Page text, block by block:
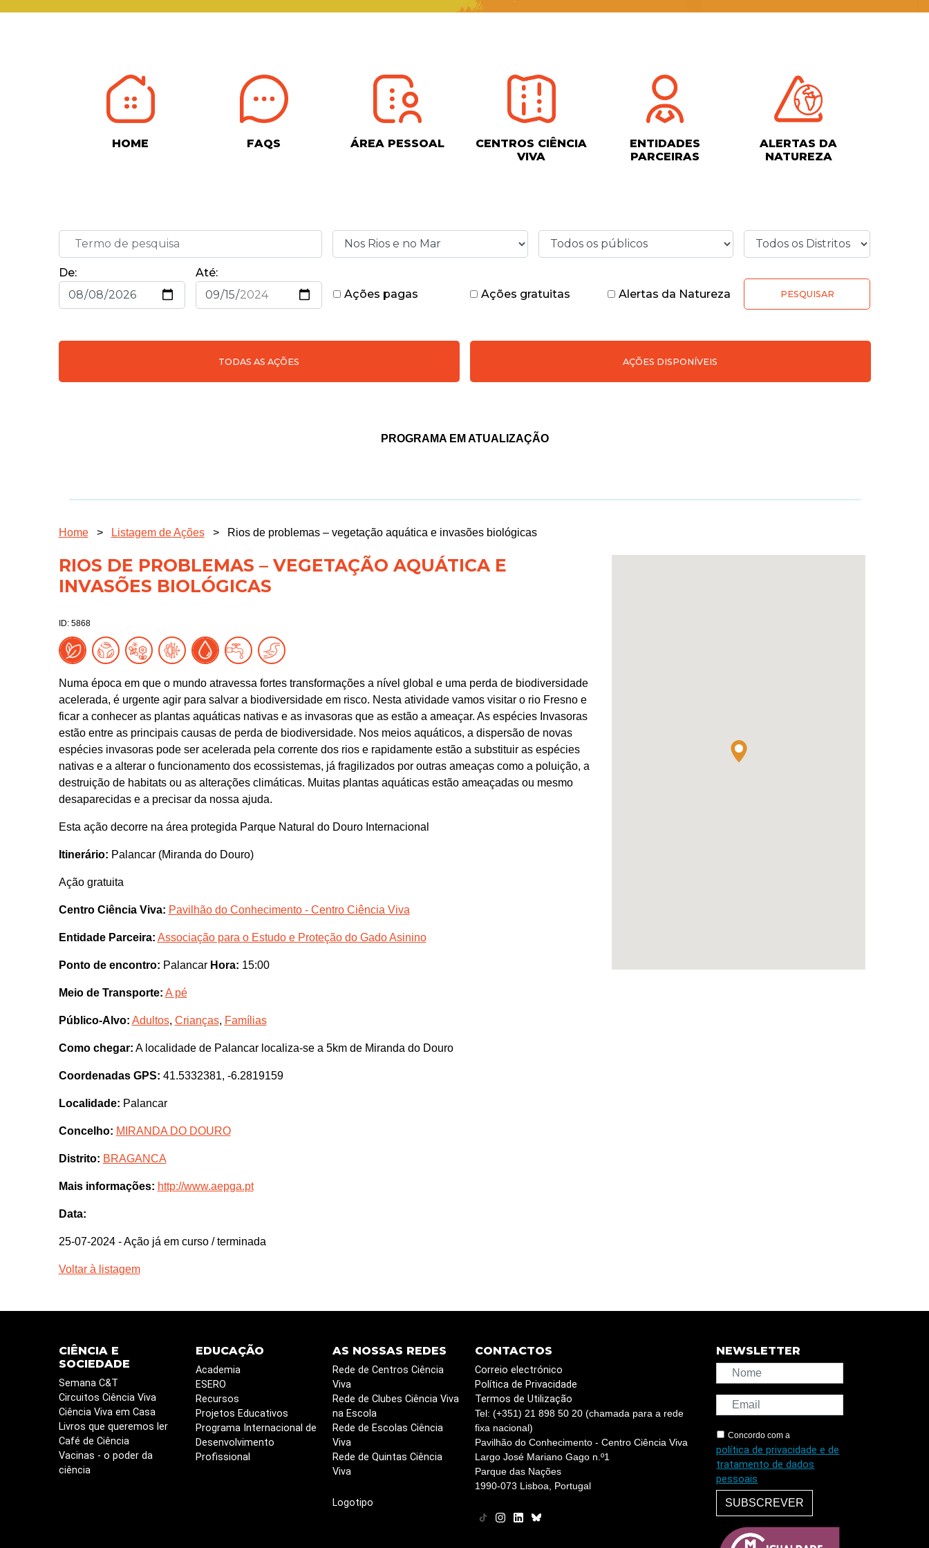
HOME FAQS ÁREA PESSOAL
CENTROS CIÊNCIA
VIVA
ENTIDADES
PARCEIRAS
ALERTAS DA
NATUREZA
De:
Até:
Ações pagas
Ações gratuitas Alertas da Natureza PESQUISAR
TODAS AS AÇÕES AÇÕES DISPONÍVEIS
PROGRAMA EM ATUALIZAÇÃO
Home > Listagem de Ações > Rios de problemas – vegetação aquática e invasões biológicas
RIOS DE PROBLEMAS – VEGETAÇÃO AQUÁTICA E
INVASÕES BIOLÓGICAS
ID: 5868
Numa época em que o mundo atravessa fortes transformações a nível global e uma perda de biodiversidade
acelerada, é urgente agir para salvar a biodiversidade em risco. Nesta atividade vamos visitar o rio Fresno e
ficar a conhecer as plantas aquáticas nativas e as invasoras que as estão a ameaçar. As espécies Invasoras
estão entre as principais causas de perda de biodiversidade. Nos meios aquáticos, a dispersão de novas
espécies invasoras pode ser acelerada pela corrente dos rios e rapidamente estão a substituir as espécies
nativas e a alterar o funcionamento dos ecossistemas, já fragilizados por outras ameaças como a poluição, a
destruição de habitats ou as alterações climáticas. Muitas plantas aquáticas estão ameaçadas ou mesmo
desaparecidas e a precisar da nossa ajuda.
Esta ação decorre na área protegida Parque Natural do Douro Internacional
Itinerário: Palancar (Miranda do Douro)
Ação gratuita
Centro Ciência Viva: Pavilhão do Conhecimento - Centro Ciência Viva
Entidade Parceira: Associação para o Estudo e Proteção do Gado Asinino
Ponto de encontro: Palancar Hora: 15:00
Meio de Transporte: A pé
Público-Alvo: Adultos, Crianças, Famílias
Como chegar: A localidade de Palancar localiza-se a 5km de Miranda do Douro
Coordenadas GPS: 41.5332381, -6.2819159
Localidade: Palancar
Concelho: MIRANDA DO DOURO
Distrito: BRAGANCA
Mais informações: http://www.aepga.pt
Data:
25-07-2024 - Ação já em curso / terminada
Voltar à listagem
CIÊNCIA E
SOCIEDADE
Semana C&T
Circuitos Ciência Viva
Ciência Viva em Casa
Livros que queremos ler
Café de Ciência
Vacinas - o poder da
ciência
EDUCAÇÃO
Academia
ESERO
Recursos
Projetos Educativos
Programa Internacional de
Desenvolvimento
Profissional
AS NOSSAS REDES
Rede de Centros Ciência
Viva
Rede de Clubes Ciência Viva
na Escola
Rede de Escolas Ciência
Viva
Rede de Quintas Ciência
Viva
Logotipo
CONTACTOS
Correio electrónico
Política de Privacidade
Termos de Utilização
Tel: (+351) 21 898 50 20 (chamada para a rede
fixa nacional)
Pavilhão do Conhecimento - Centro Ciência Viva
Largo José Mariano Gago n.º1
Parque das Nações
1990-073 Lisboa, Portugal
NEWSLETTER
Concordo com a
política de privacidade e de
tratamento de dados
pessoais
SUBSCREVER